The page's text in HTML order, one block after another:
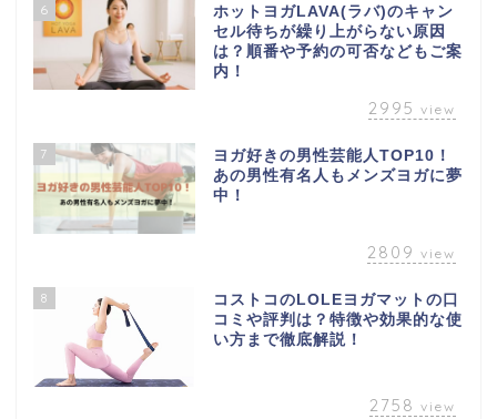
6
ホットヨガLAVA(ラバ)のキャン
セル待ちが繰り上がらない原因
は？順番や予約の可否などもご案
内！
2995 view
7
ヨガ好きの男性芸能人TOP10！
あの男性有名人もメンズヨガに夢
中！
2809 view
8
コストコのLOLEヨガマットの口
コミや評判は？特徴や効果的な使
い方まで徹底解説！
2758 view